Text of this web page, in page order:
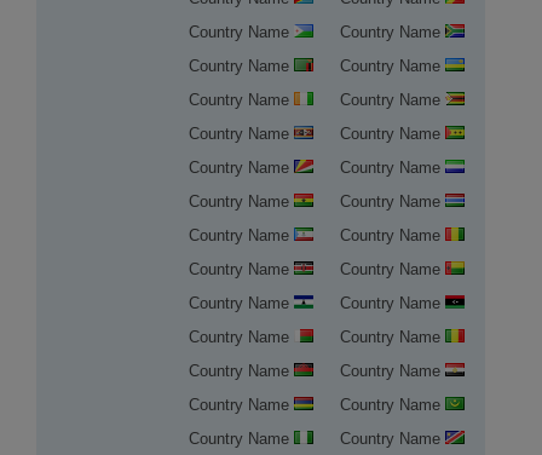
Country Name
Country Name
Country Name
Country Name
Country Name
Country Name
Country Name
Country Name
Country Name
Country Name
Country Name
Country Name
Country Name
Country Name
Country Name
Country Name
Country Name
Country Name
Country Name
Country Name
Country Name
Country Name
Country Name
Country Name
Country Name
Country Name